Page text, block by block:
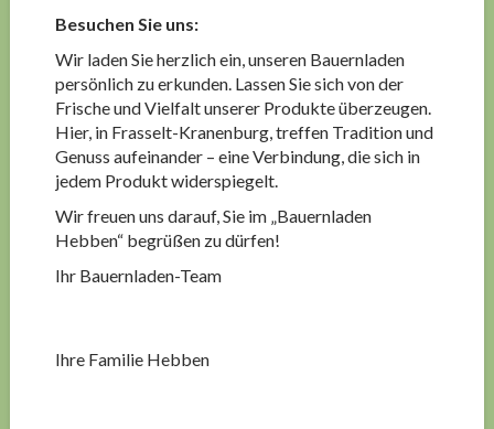
Besuchen Sie uns:
Wir laden Sie herzlich ein, unseren Bauernladen
persönlich zu erkunden. Lassen Sie sich von der
Frische und Vielfalt unserer Produkte überzeugen.
Hier, in Frasselt-Kranenburg, treffen Tradition und
Genuss aufeinander – eine Verbindung, die sich in
jedem Produkt widerspiegelt.
Wir freuen uns darauf, Sie im „Bauernladen
Hebben“ begrüßen zu dürfen!
Ihr Bauernladen-Team
Ihre Familie Hebben